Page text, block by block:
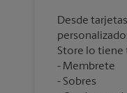
Desde
Store lo tiene
Membrete
Sobres